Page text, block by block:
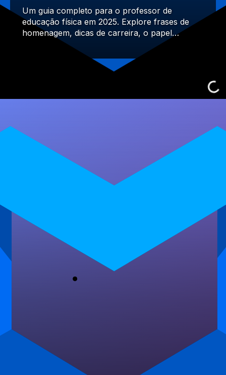
Um guia completo para o professor de
educação física em 2025. Explore frases de
homenagem, dicas de carreira, o papel…